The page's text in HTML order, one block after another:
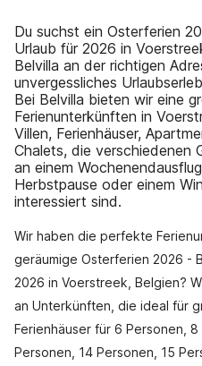
Du suchst ein Osterferien
Urlaub für 2026 in
Belvilla an der richtigen
unvergessliches
Bei Belvilla bieten wir eine
Ferienunterkünften in
Villen, Ferienhäuser,
Chalets, die verschiedenen
an einem
Herbstpause oder einem
interessiert sind.
Wir haben die perfekte
geräumige Osterferien 2026 -
2026 in Voerstreek, Belgien?
an Unterkünften, die ideal für
Ferienhäuser für 6 Personen,
Personen, 14 Personen, 15